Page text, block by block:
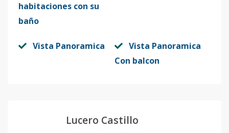
habitaciones con su
baño
Vista Panoramica
Vista Panoramica
Con balcon
Lucero Castillo